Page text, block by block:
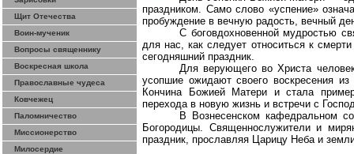
Щит Отечества
Воин-мученик
Вопросы священнику
Воскресная школа
Православные чудеса
Ковчежец
Паломничество
Миссионерство
Милосердие
праздником. Само слово «успение»
пробуждение в вечную радость, вечный
С боговдохновенной мудростью
для нас, как следует относиться к
сегодняшний праздник.
Для верующего во Христа
усопшие ожидают своего воскресения
Кончина Божией Матери и стала
перехода в новую жизнь и встречи с
В Вознесенском кафедральном
Богородицы. Священнослужители и
праздник, прославляя Царицу Неба и